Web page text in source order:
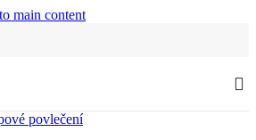
main content
povlečení